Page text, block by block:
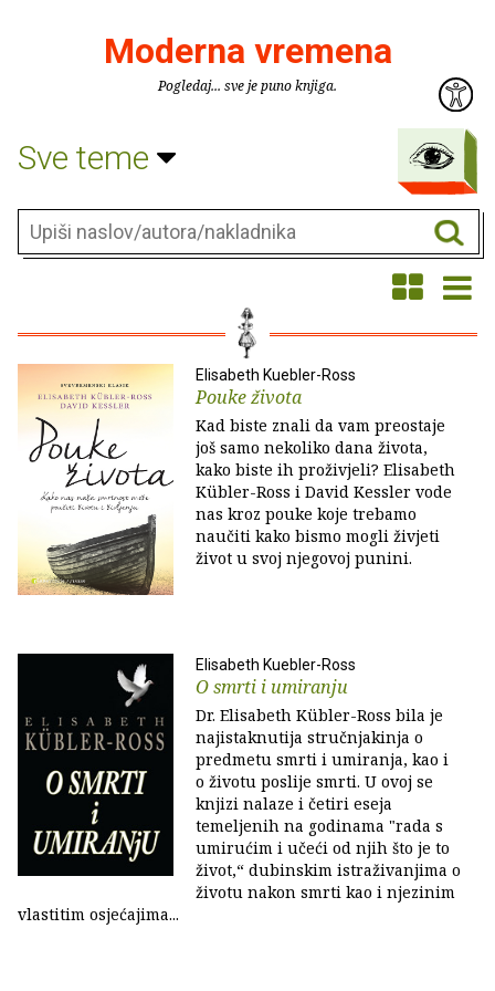
Moderna vremena
Pogledaj... sve je puno knjiga.
Sve teme
Elisabeth Kuebler-Ross
Pouke života
Kad biste znali da vam preostaje
još samo nekoliko dana života,
kako biste ih proživjeli? Elisabeth
Kübler-Ross i David Kessler vode
nas kroz pouke koje trebamo
naučiti kako bismo mogli živjeti
život u svoj njegovoj punini.
Elisabeth Kuebler-Ross
O smrti i umiranju
Dr. Elisabeth Kübler-Ross bila je
najistaknutija stručnjakinja o
predmetu smrti i umiranja, kao i
o životu poslije smrti. U ovoj se
knjizi nalaze i četiri eseja
temeljenih na godinama "rada s
umirućim i učeći od njih što je to
život,“ dubinskim istraživanjima o
životu nakon smrti kao i njezinim
vlastitim osjećajima...